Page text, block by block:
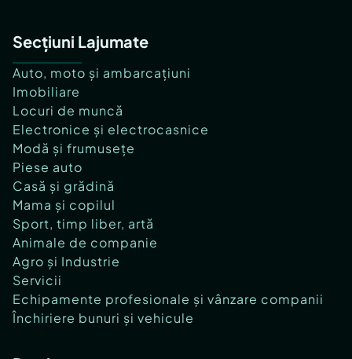
Secțiuni Lajumate
Auto, moto și ambarcațiuni
Imobiliare
Locuri de muncă
Electronice și electrocasnice
Modă și frumusețe
Piese auto
Casă și grădină
Mama și copilul
Sport, timp liber, artă
Animale de companie
Agro și Industrie
Servicii
Echipamente profesionale și vânzare companii
Închiriere bunuri și vehicule